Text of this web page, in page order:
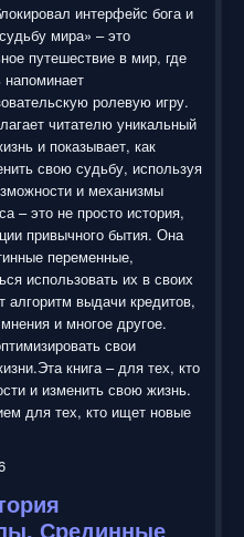
интерфейс бога и
мира» – это
путешествие в мир, где
напоминает
ролевую игру.
читателю уникальный
и показывает, как
свою судьбу, используя
и механизмы
– это не просто история,
привычного бытия. Она
переменные,
использовать их в своих
алгоритм выдачи кредитов,
и многое другое.
свои
книга – для тех, кто
и изменить свою жизнь.
для тех, кто ищет новые
Срединные